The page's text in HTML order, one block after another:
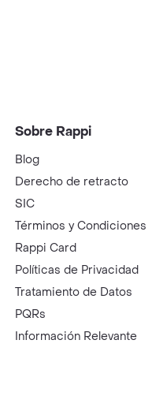
Sobre Rappi
Blog
Derecho de retracto
SIC
Términos y Condiciones
Rappi Card
Políticas de Privacidad
Tratamiento de Datos
PQRs
Información Relevante